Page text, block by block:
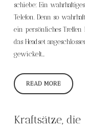
schiebe: Ein
Telefon. Denn so
ein persönliches Treffen
das Headset
gewickelt…
READ MORE
Kraftsätze, die